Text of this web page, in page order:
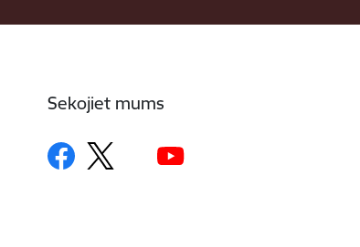
Sekojiet mums